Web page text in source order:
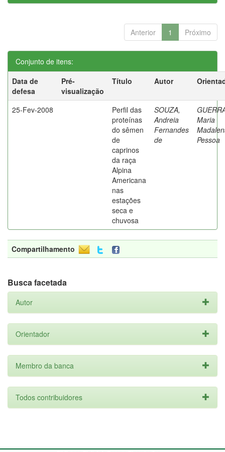
Anterior 1 Próximo
Conjunto de itens:
Data de
defesa
Pré-
visualização
Título Autor
25-Fev-2008
Perfil das
proteínas
do sêmen
de
caprinos
da raça
Alpina
Americana
nas
estações
seca e
chuvosa
SOUZA,
Andreia
Fernandes
de
Maria
Pessoa
Compartilhamento
Busca facetada
Autor
Orientador
Membro da banca
Todos contribuidores